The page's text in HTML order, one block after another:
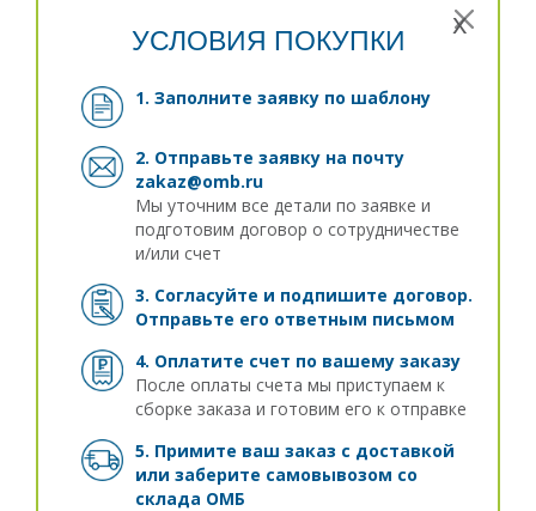
x
УСЛОВИЯ ПОКУПКИ
1. Заполните заявку по шаблону
2. Отправьте заявку на почту
zakaz@omb.ru
Мы уточним все детали по заявке и
подготовим договор о сотрудничестве
и/или счет
3. Согласуйте и подпишите договор.
Отправьте его ответным письмом
4. Оплатите счет по вашему заказу
После оплаты счета мы приступаем к
сборке заказа и готовим его к отправке
5. Примите ваш заказ с доставкой
или заберите самовывозом со
склада ОМБ